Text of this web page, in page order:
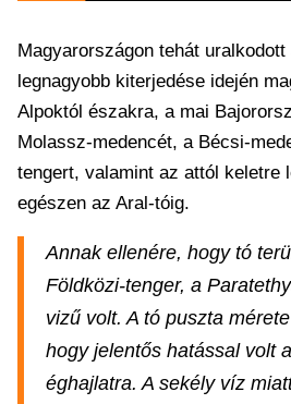
Magyarországon tehát
legnagyobb kiterjedése idején
Alpoktól északra, a mai
Molassz-medencét, a Bécsi-
tengert, valamint az attól keletre
egészen az Aral-tóig.
Annak ellenére, hogy tó
Földközi-tenger, a
vizű volt. A tó puszta
hogy jelentős hatással volt
éghajlatra. A sekély víz